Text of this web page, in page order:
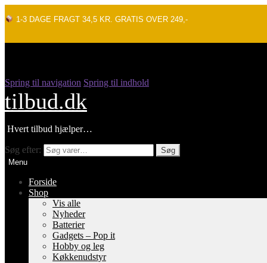
1-3 DAGE FRAGT 34,5 KR. GRATIS OVER 249,-
Spring til navigation Spring til indhold
tilbud.dk
Hvert tilbud hjælper…
Søg efter:
Søg
Menu
Forside
Shop
Vis alle
Nyheder
Batterier
Gadgets – Pop it
Hobby og leg
Køkkenudstyr